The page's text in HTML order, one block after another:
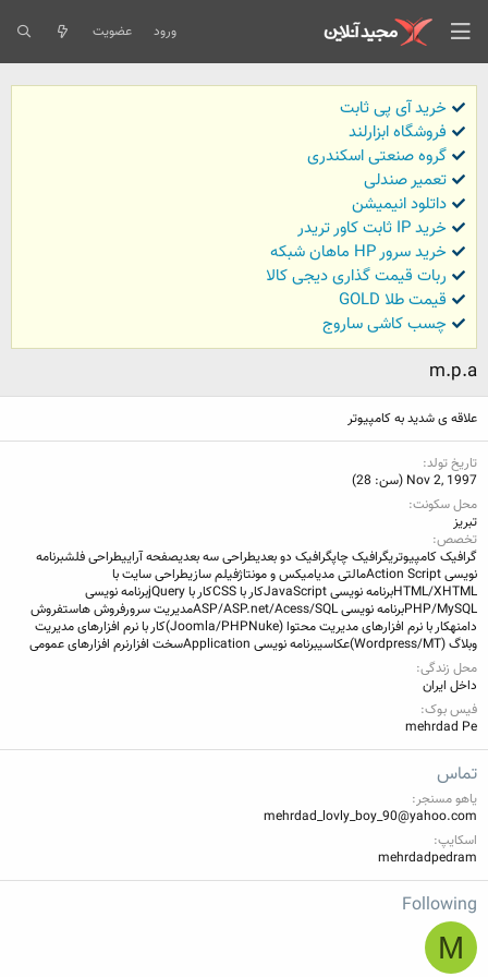
ورود عضویت
خرید آی پی ثابت
فروشگاه ابزارلند
گروه صنعتی اسکندری
تعمیر صندلی
داتلود انیمیشن
خرید IP ثابت کاور تریدر
خرید سرور HP ماهان شبکه
ربات قیمت گذاری دیجی کالا
قیمت طلا GOLD
چسب کاشی ساروج
m.p.a
علاقه ی شدید به کامپیوتر
تاریخ تولد
Nov 2, 1997 (سن: 28)
محل سکونت
تبریز
تخصص
گرافیک کامپیوتریگرافیک چاپگرافیک دو بعدیطراحی سه بعدیصفحه آراییطراحی فلشبرنامه
نویسی Action Script
مالتی مدیامیکس و مونتاژفیلم سازیطراحی سایت با
HTML/XHTMLبرنامه نویسی JavaScript کار با CSS کار با jQuery
برنامه نویسی
PHP/MySQLبرنامه نویسی ASP/ASP.net/Acess/SQL مدیریت سرورفروش هاستفروش
دامنهکار با نرم افزارهای مدیریت محتوا (Joomla/PHPNuke)
کار با نرم افزارهای مدیریت
وبلاگ (Wordpress/MT)
عکاسیبرنامه نویسی Application سخت افزارنرم افزارهای عمومی
محل زندگی
داخل ایران
فیس بوک
mehrdad Pe
تماس
یاهو مسنجر
mehrdad_lovly_boy_90@yahoo.com
اسکایپ
mehrdadpedram
Following
M